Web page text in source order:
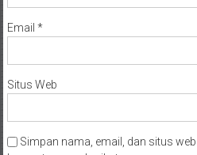
Email *
Situs Web
Simpan nama, email, dan situs